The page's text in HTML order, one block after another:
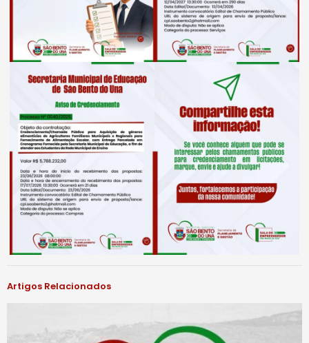
Artigos Relacionados